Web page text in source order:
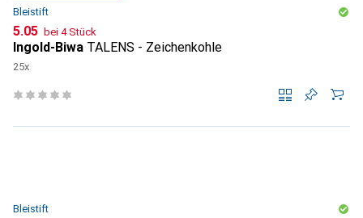
Bleistift
CHF
5.05 bei 4 Stück
Ingold-Biwa TALENS - Zeichenkohle
25x
Bleistift